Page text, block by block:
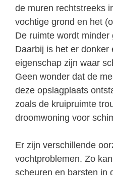
de muren rechtstreeks
vochtige grond en het
De ruimte wordt minder
Daarbij is het er donker
eigenschap zijn waar
Geen wonder dat de
deze opslagplaats
zoals de kruipruimte
droomwoning voor
Er zijn verschillende
vochtproblemen. Zo
scheuren en barsten in